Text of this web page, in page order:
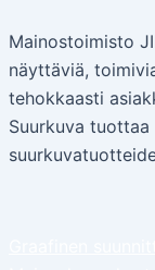
Mainostoimisto
näyttäviä,
tehokkaasti
Suurkuva